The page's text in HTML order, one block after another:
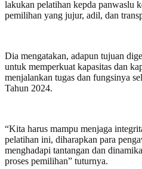
lakukan pelatihan kepda panwaslu
pemilihan yang jujur, adil, dan
Dia mengatakan, adapun tujuan
untuk memperkuat kapasitas dan
menjalankan tugas dan fungsinya
Tahun 2024.
“Kita harus mampu menjaga
pelatihan ini, diharapkan para
menghadapi tantangan dan
proses pemilihan” tuturnya.